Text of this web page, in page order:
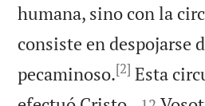
humana, sino con la
consiste en despojarse
pecaminoso.[2] Esta